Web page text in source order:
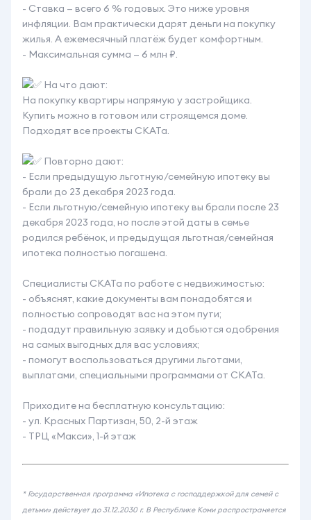
- Ставка — всего 6 % годовых. Это ниже уровня
инфляции. Вам практически дарят деньги на покупку
жилья. А ежемесячный платёж будет комфортным.
- Максимальная сумма — 6 млн ₽.
На что дают:
На покупку квартиры напрямую у застройщика.
Купить можно в готовом или строящемся доме.
Подходят все проекты СКАТа.
Повторно дают:
- Если предыдущую льготную/семейную ипотеку вы
брали до 23 декабря 2023 года.
- Если льготную/семейную ипотеку вы брали после 23
декабря 2023 года, но после этой даты в семье
родился ребёнок, и предыдущая льготная/семейная
ипотека полностью погашена.
Специалисты СКАТа по работе с недвижимостью:
- объяснят, какие документы вам понадобятся и
полностью сопроводят вас на этом пути;
- подадут правильную заявку и добьются одобрения
на самых выгодных для вас условиях;
- помогут воспользоваться другими льготами,
выплатами, специальными программами от СКАТа.
Приходите на бесплатную консультацию:
- ул. Красных Партизан, 50, 2-й этаж
- ТРЦ «Макси», 1-й этаж
* Государственная программа «Ипотека с господдержкой для семей с
детьми» действует до 31.12.2030 г. В Республике Коми распространяется